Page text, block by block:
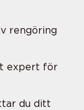
rengöring
expert för
du ditt